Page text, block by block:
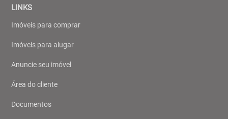
LINKS
Imóveis para comprar
Imóveis para alugar
Anuncie seu imóvel
Área do cliente
Documentos